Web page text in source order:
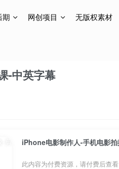
期 网创项目 无版权素材
-中英字幕
iPhone电影制作人-手机电影
此内容为付费资源，请付费后查看